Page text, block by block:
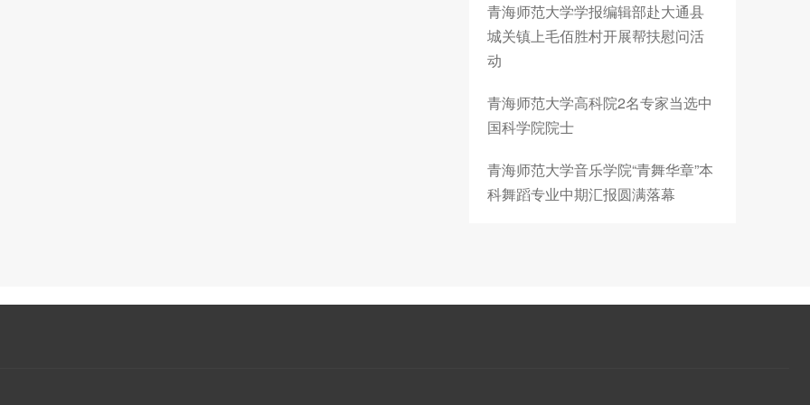
青海师范大学学报编辑部赴大通县
城关镇上毛佰胜村开展帮扶慰问活
动
青海师范大学高科院2名专家当选中
国科学院院士
青海师范大学音乐学院“青舞华章”本
科舞蹈专业中期汇报圆满落幕